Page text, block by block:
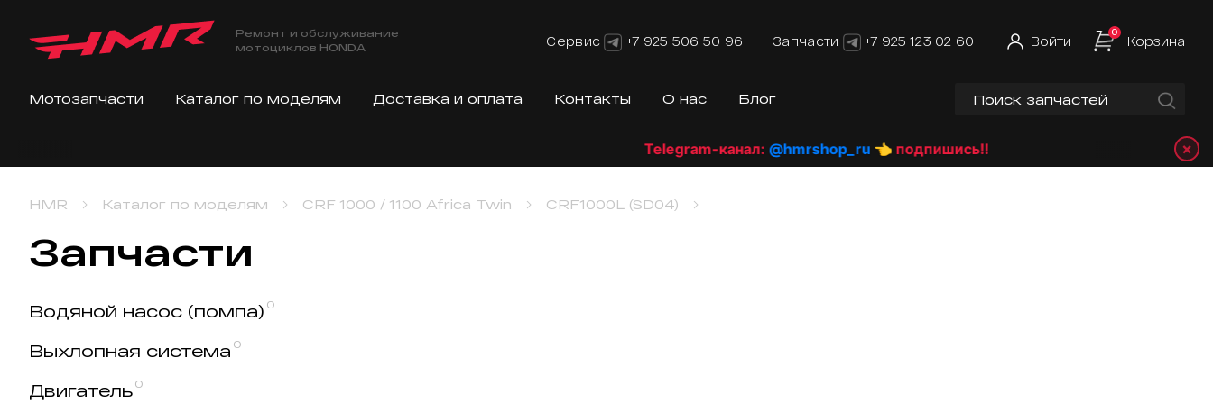
Ремонт и обслуживание
мотоциклов HONDA
Сервис +7 925 506 50 96 Запчасти +7 925 123 02 60 Войти
0
Корзина
Мотозапчасти Каталог по моделям Доставка и оплата Контакты О нас Блог
Telegram-канал:@hmrshop_ru 👈 подпишись!! ×
HMR Каталог по моделям CRF 1000 / 1100 Africa Twin CRF1000L (SD04)
Запчасти
Водяной насос (помпа) 0
Выхлопная система 0
Двигатель 0